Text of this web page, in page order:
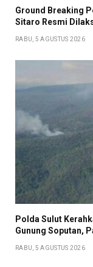
Ground Breaking
Sitaro Resmi
RABU, 5 AGUSTUS 2026
Polda Sulut
Gunung Soputan,
RABU, 5 AGUSTUS 2026